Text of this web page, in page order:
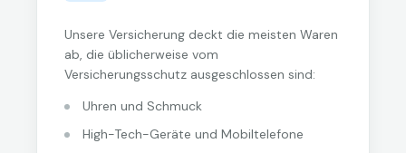
Unsere Versicherung deckt die meisten Waren
ab, die üblicherweise vom
Versicherungsschutz ausgeschlossen sind:
Uhren und Schmuck
High-Tech-Geräte und Mobiltelefone